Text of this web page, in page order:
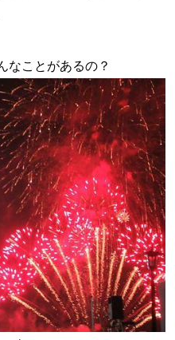
ことがあるの？